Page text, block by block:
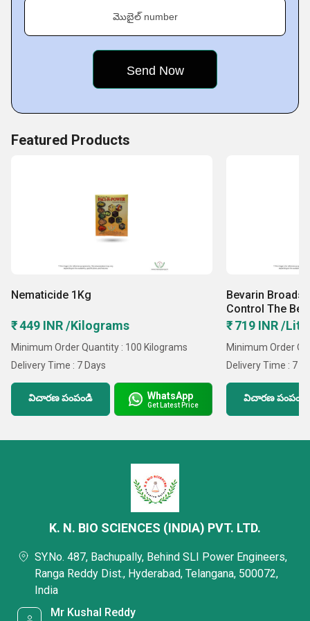
మొబైల్ number
Featured Products
Nematicide 1Kg
₹ 449 INR /Kilograms
Minimum Order Quantity : 100 Kilograms
Delivery Time : 7 Days
విచారణ పంపండి WhatsApp
Get Latest Price
Bevarin
Control The
BB for Optimal
₹ 719 INR /
Minimum Order
Delivery Time : 7
విచారణ పంపండి
K. N. BIO SCIENCES (INDIA) PVT. LTD.
SY.No. 487, Bachupally, Behind SLI Power Engineers,
Ranga Reddy Dist., Hyderabad, Telangana, 500072,
India
Mr Kushal Reddy